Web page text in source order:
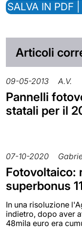
SALVA IN PDF
Articoli
09-05-2013 A.V.
Pannelli
statali per il
07-10-2020
Fotovoltaico:
superbonus
In una risoluzione
indietro, dopo aver
48mila euro era